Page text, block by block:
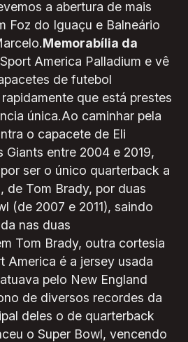
a abertura de mais
Foz do Iguaçu e Balneário
Memorabília da
America Palladium e vê
de futebol
que está prestes
única.Ao caminhar pela
o capacete de Eli
Giants entre 2004 e 2019,
ser o único quarterback a
de Tom Brady, por duas
(de 2007 e 2011), saindo
nas duas
Tom Brady, outra cortesia
America é a jersey usada
pelo New England
de diversos recordes da
deles o de quarterback
o Super Bowl, vencendo